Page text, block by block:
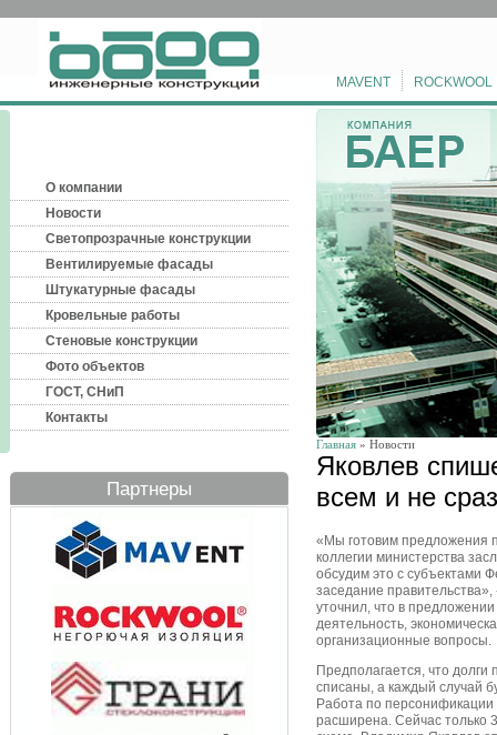
MAVENT ROCKWOOL
О компании
Новости
Светопрозрачные конструкции
Вентилируемые фасады
Штукатурные фасады
Кровельные работы
Стеновые конструкции
Фото объектов
ГОСТ, СНиП
Контакты
Партнеры
Главная » Новости
Яковлев
всем и не
«Мы готовим
коллегии министерства
обсудим это с субъектами
заседание
уточнил, что в
деятельность,
организационные вопросы.
Предполагается, что
списаны, а каждый случай
Работа по
расширена. Сейчас только